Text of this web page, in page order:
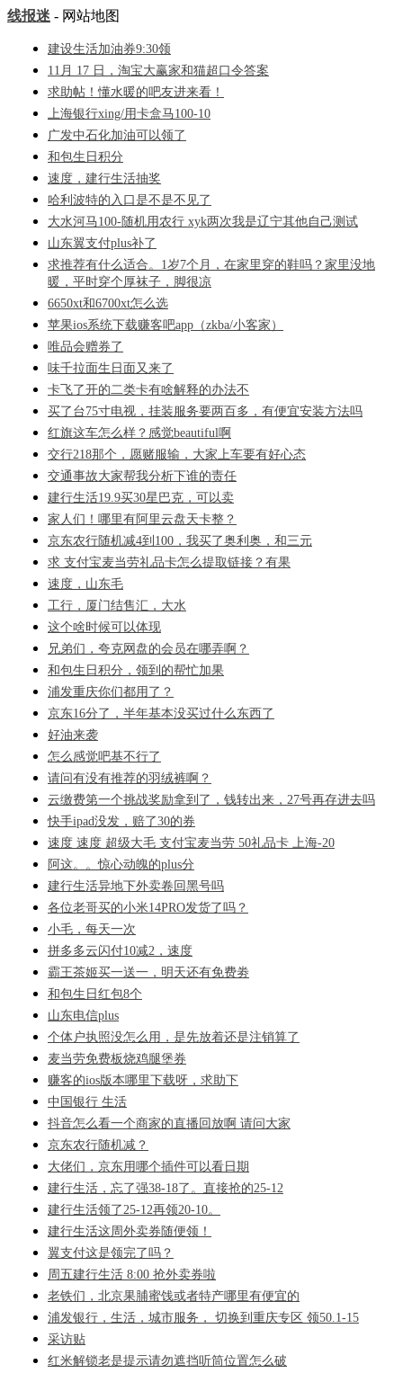
线报迷 - 网站地图
建设生活加油券9:30领
11月 17 日，淘宝大赢家和猫超口令答案
求助帖！懂水暖的吧友进来看！
上海银行xing/用卡盒马100-10
广发中石化加油可以领了
和包生日积分
速度，建行生活抽奖
哈利波特的入口是不是不见了
大水河马100-随机用农行 xyk两次我是辽宁其他自己测试
山东翼支付plus补了
求推荐有什么适合。1岁7个月，在家里穿的鞋吗？家里没地
暖，平时穿个厚袜子，脚很凉
6650xt和6700xt怎么选
苹果ios系统下载赚客吧app（zkba/小客家）
唯品会赠券了
味千拉面生日面又来了
卡飞了开的二类卡有啥解释的办法不
买了台75寸电视，挂装服务要两百多，有便宜安装方法吗
红旗这车怎么样？感觉beautiful啊
交行218那个，愿赌服输，大家上车要有好心态
交通事故大家帮我分析下谁的责任
建行生活19.9买30星巴克，可以卖
家人们！哪里有阿里云盘天卡整？
京东农行随机减4到100，我买了奥利奥，和三元
求 支付宝麦当劳礼品卡怎么提取链接？有果
速度，山东毛
工行，厦门结售汇，大水
这个啥时候可以体现
兄弟们，夸克网盘的会员在哪弄啊？
和包生日积分，领到的帮忙加果
浦发重庆你们都用了？
京东16分了，半年基本没买过什么东西了
好油来袭
怎么感觉吧基不行了
请问有没有推荐的羽绒裤啊？
云缴费第一个挑战奖励拿到了，钱转出来，27号再存进去吗
快手ipad没发，赔了30的券
速度 速度 超级大毛 支付宝麦当劳 50礼品卡 上海-20
阿这。。惊心动魄的plus分
建行生活异地下外卖卷回黑号吗
各位老哥买的小米14PRO发货了吗？
小毛，每天一次
拼多多云闪付10减2，速度
霸王茶姬买一送一，明天还有免费劵
和包生日红包8个
山东电信plus
个体户执照没怎么用，是先放着还是注销算了
麦当劳免费板烧鸡腿堡券
赚客的ios版本哪里下载呀，求助下
中国银行 生活
抖音怎么看一个商家的直播回放啊 请问大家
京东农行随机减？
大佬们，京东用哪个插件可以看日期
建行生活，忘了强38-18了。直接抢的25-12
建行生活领了25-12再领20-10。
建行生活这周外卖券随便领！
翼支付这是领完了吗？
周五建行生活 8:00 抢外卖券啦
老铁们，北京果脯蜜饯或者特产哪里有便宜的
浦发银行，生活，城市服务， 切换到重庆专区 领50.1-15
采访贴
红米解锁老是提示请勿遮挡听筒位置怎么破